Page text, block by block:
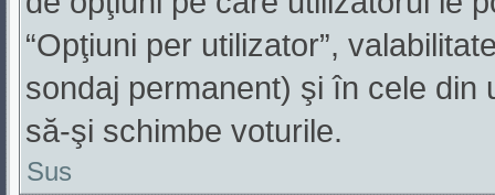
“Opţiuni per utilizator”,
sondaj permanent) şi în cele din
să-şi schimbe voturile.
Sus